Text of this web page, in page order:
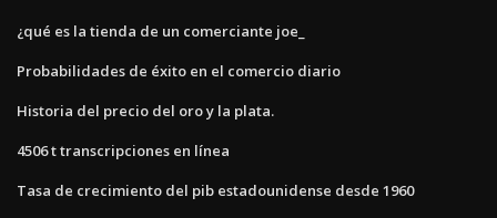
¿qué es la tienda de un comerciante joe_
Probabilidades de éxito en el comercio diario
Historia del precio del oro y la plata.
4506 t transcripciones en línea
Tasa de crecimiento del pib estadounidense desde 1960